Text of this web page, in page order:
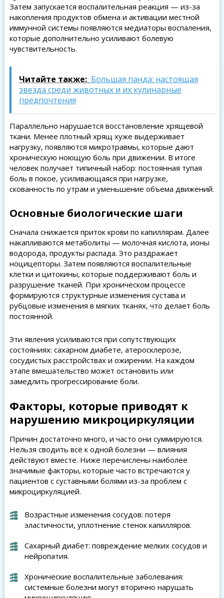
Затем запускается воспалительная реакция — из-за
накопления продуктов обмена и активации местной
иммунной системы появляются медиаторы воспаления,
которые дополнительно усиливают болевую
чувствительность.
Читайте также: Большая панда: настоящая
звезда среди животных и их кулинарные
предпочтения
Параллельно нарушается восстановление хрящевой
ткани. Менее плотный хрящ хуже выдерживает
нагрузку, появляются микротравмы, которые дают
хроническую ноющую боль при движении. В итоге
человек получает типичный набор: постоянная тупая
боль в покое, усиливающаяся при нагрузке,
скованность по утрам и уменьшение объема движений.
Основные биологические шаги
Сначала снижается приток крови по капиллярам. Далее
накапливаются метаболиты — молочная кислота, ионы
водорода, продукты распада. Это раздражает
ноцицепторы. Затем появляются воспалительные
клетки и цитокины, которые поддерживают боль и
разрушение тканей. При хроническом процессе
формируются структурные изменения сустава и
рубцовые изменения в мягких тканях, что делает боль
постоянной.
Эти явления усиливаются при сопутствующих
состояниях: сахарном диабете, атеросклерозе,
сосудистых расстройствах и ожирении. На каждом
этапе вмешательство может остановить или
замедлить прогрессирование боли.
Факторы, которые приводят к
нарушению микроциркуляции
Причин достаточно много, и часто они суммируются.
Нельзя сводить всё к одной болезни — влияния
действуют вместе. Ниже перечислены наиболее
значимые факторы, которые часто встречаются у
пациентов с суставными болями из-за проблем с
микроциркуляцией.
Возрастные изменения сосудов: потеря
эластичности, уплотнение стенок капилляров.
Сахарный диабет: повреждение мелких сосудов и
нейропатия.
Хронические воспалительные заболевания:
системные болезни могут вторично нарушать